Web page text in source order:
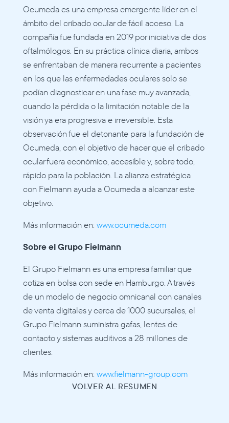
Ocumeda es una empresa emergente líder en el
ámbito del cribado ocular de fácil acceso. La
compañía fue fundada en 2019 por iniciativa de dos
oftalmólogos. En su práctica clínica diaria, ambos
se enfrentaban de manera recurrente a pacientes
en los que las enfermedades oculares solo se
podían diagnosticar en una fase muy avanzada,
cuando la pérdida o la limitación notable de la
visión ya era progresiva e irreversible. Esta
observación fue el detonante para la fundación de
Ocumeda, con el objetivo de hacer que el cribado
ocular fuera económico, accesible y, sobre todo,
rápido para la población. La alianza estratégica
con Fielmann ayuda a Ocumeda a alcanzar este
objetivo.
Más información en: www.ocumeda.com
Sobre el Grupo Fielmann
El Grupo Fielmann es una empresa familiar que
cotiza en bolsa con sede en Hamburgo. A través
de un modelo de negocio omnicanal con canales
de venta digitales y cerca de 1000 sucursales, el
Grupo Fielmann suministra gafas, lentes de
contacto y sistemas auditivos a 28 millones de
clientes.
Más información en: www.fielmann-group.com
VOLVER AL RESUMEN